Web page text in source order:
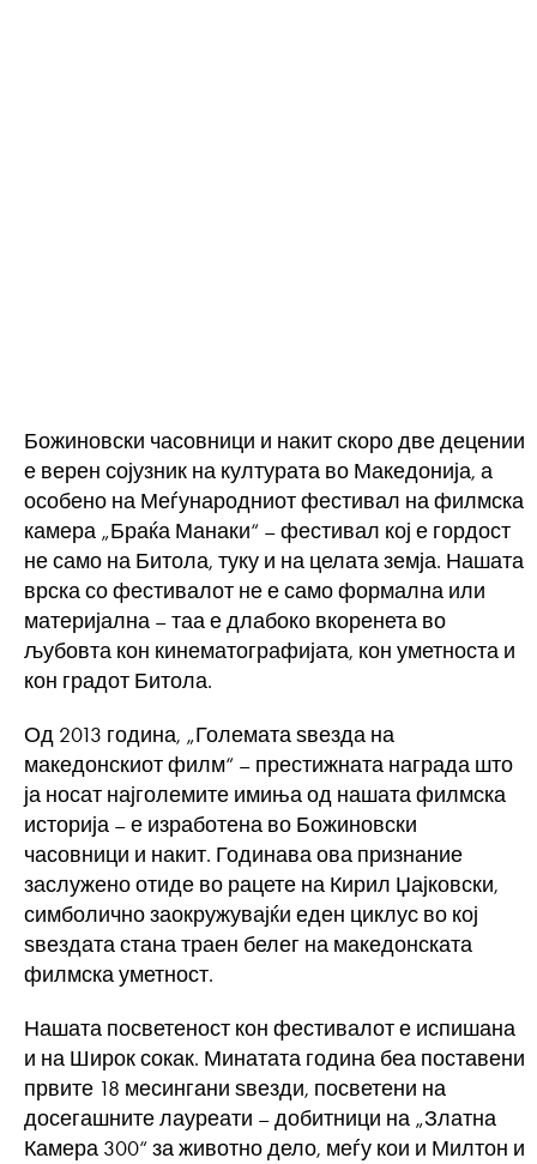
Божиновски часовници и накит скоро две децении
е верен сојузник на културата во Македонија, а
особено на Меѓународниот фестивал на филмска
камера „Браќа Манаки“ – фестивал кој е гордост
не само на Битола, туку и на целата земја. Нашата
врска со фестивалот не е само формална или
материјална – таа е длабоко вкоренета во
љубовта кон кинематографијата, кон уметноста и
кон градот Битола.
Од 2013 година, „Големата ѕвезда на
македонскиот филм“ – престижната награда што
ја носат најголемите имиња од нашата филмска
историја – е изработена во Божиновски
часовници и накит. Годинава ова признание
заслужено отиде во рацете на Кирил Џајковски,
симболично заокружувајќи еден циклус во кој
ѕвездата стана траен белег на македонската
филмска уметност.
Нашата посветеност кон фестивалот е испишана
и на Широк сокак. Минатата година беа поставени
првите 18 месингани ѕвезди, посветени на
досегашните лауреати – добитници на „Златна
Камера 300“ за животно дело, меѓу кои и Милтон и